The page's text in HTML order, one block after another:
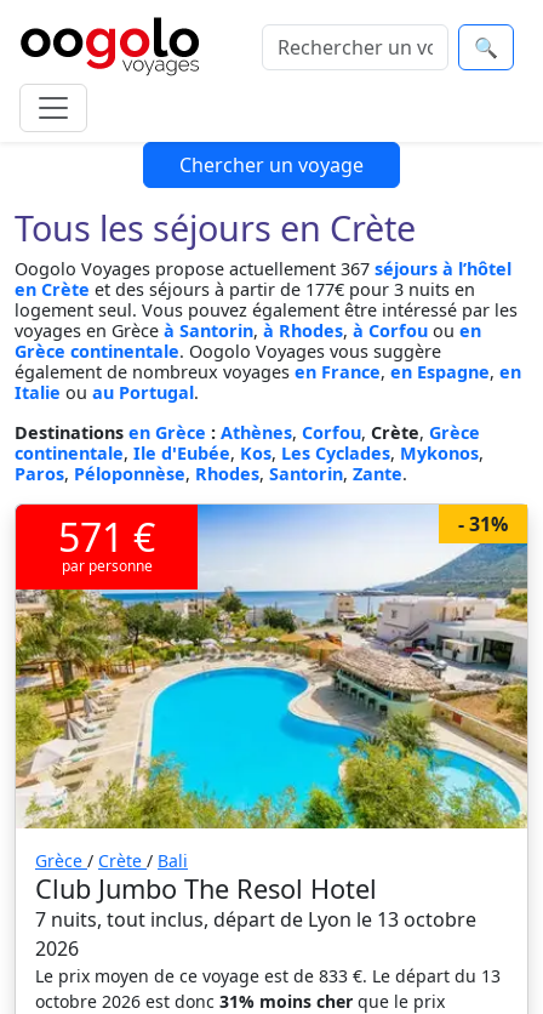
🔍
Chercher un voyage
Tous les séjours en Crète
Oogolo Voyages propose actuellement 367 séjours à l’hôtel
en Crète et des séjours à partir de 177€ pour 3 nuits en
logement seul. Vous pouvez également être intéressé par les
voyages en Grèce à Santorin, à Rhodes, à Corfou ou en
Grèce continentale. Oogolo Voyages vous suggère
également de nombreux voyages en France, en Espagne, en
Italie ou au Portugal.
Destinations en Grèce : Athènes, Corfou, Crète, Grèce
continentale, Ile d'Eubée, Kos, Les Cyclades, Mykonos,
Paros, Péloponnèse, Rhodes, Santorin, Zante.
- 31%
571 €
par personne
Grèce / Crète / Bali
Club Jumbo The Resol Hotel
7 nuits, tout inclus, départ de Lyon le 13 octobre
2026
Le prix moyen de ce voyage est de 833 €. Le départ du 13
octobre 2026 est donc 31% moins cher que le prix